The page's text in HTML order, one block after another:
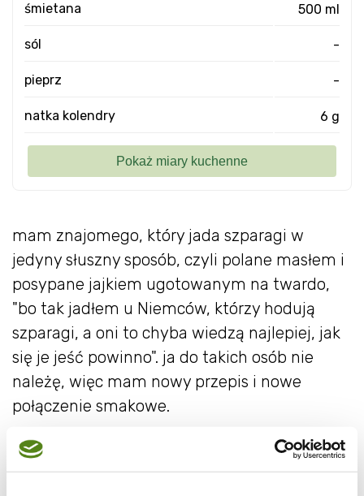
mam znajomego, który jada szparagi w
jedyny słuszny sposób, czyli polane masłem i
posypane jajkiem ugotowanym na twardo,
"bo tak jadłem u Niemców, którzy hodują
szparagi, a oni to chyba wiedzą najlepiej, jak
się je jeść powinno". ja do takich osób nie
należę, więc mam nowy przepis i nowe
połączenie smakowe.
śmietana 500 ml
sól -
pieprz -
natka kolendry 6 g